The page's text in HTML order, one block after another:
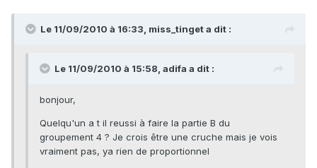
Le 11/09/2010 à 16:33, miss_tinget a dit :
Le 11/09/2010 à 15:58, adifa a dit :
bonjour,
Quelqu'un a t il reussi à faire la partie B du
groupement 4 ? Je crois être une cruche mais je vois
vraiment pas, ya rien de proportionnel